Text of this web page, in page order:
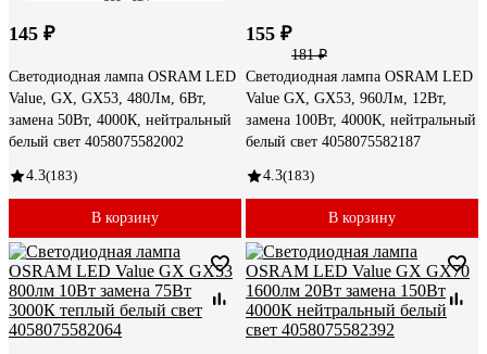
145 ₽
Светодиодная лампа OSRAM LED
Value, GX, GX53, 480Лм, 6Вт,
замена 50Вт, 4000К, нейтральный
белый свет 4058075582002
4.3(183)
В корзину
155 ₽
181 ₽
Светодиодная лампа OSRAM LED
Value GX, GX53, 960Лм, 12Вт,
замена 100Вт, 4000К, нейтральный
белый свет 4058075582187
4.3(183)
В корзину